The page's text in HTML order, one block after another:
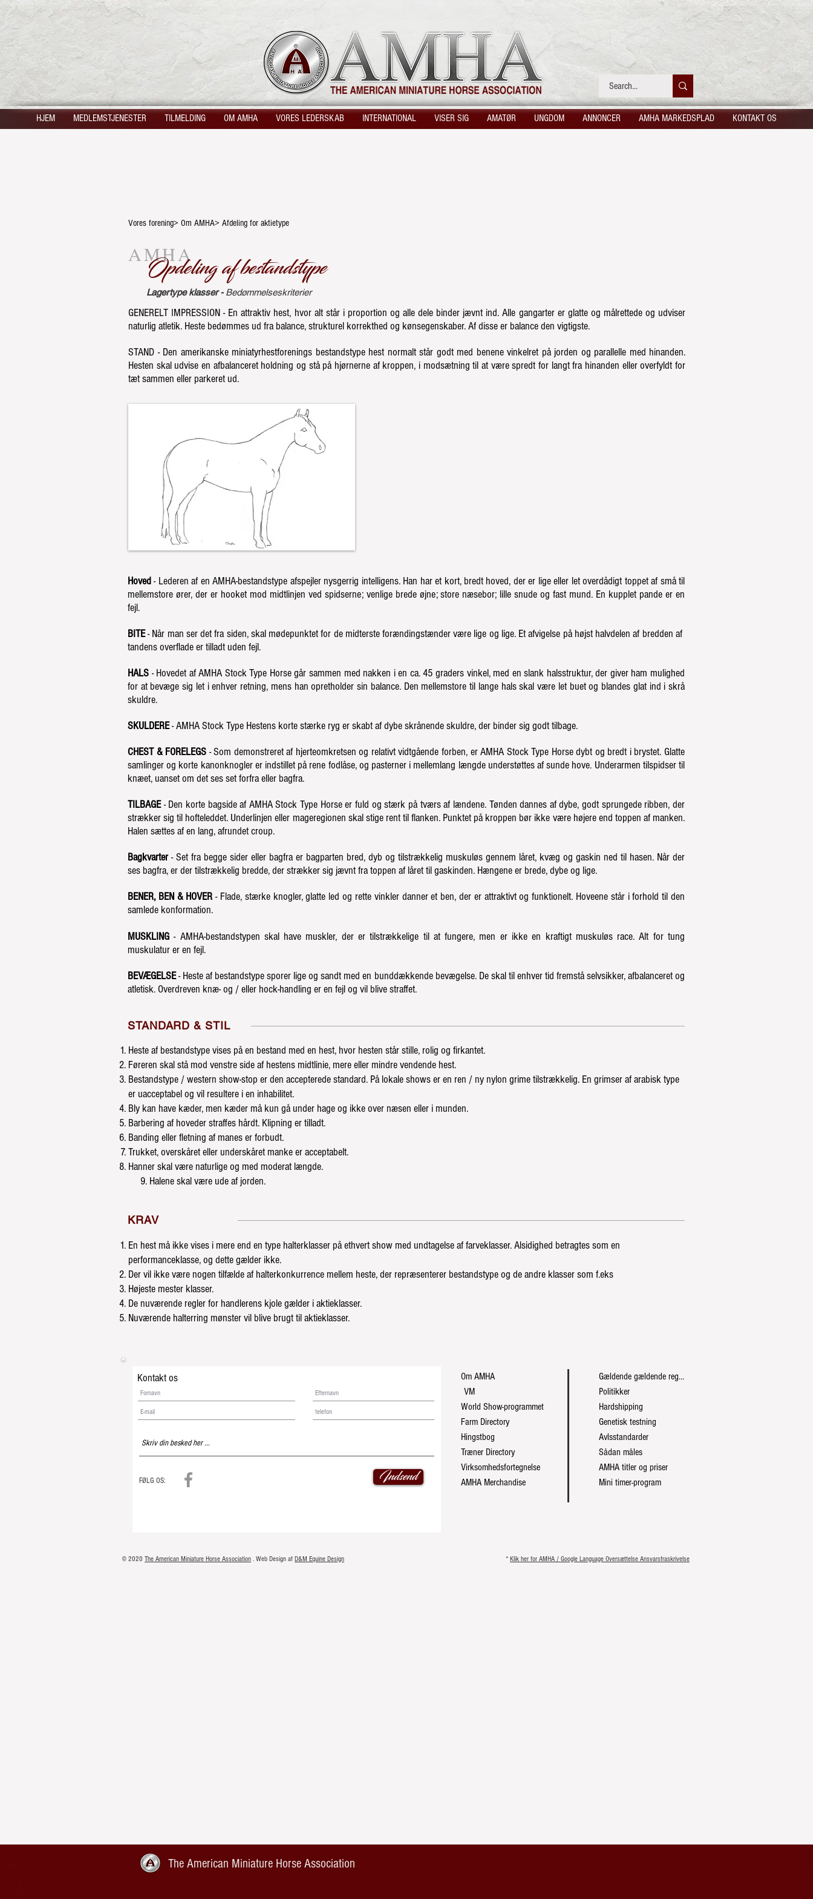
HJEM MEDLEMSTJENESTER TILMELDING OM AMHA VORES LEDERSKAB INTERNATIONAL VISER SIG AMATØR UNGDOM ANNONCER AMHA MARKEDSPLAD KONTAKT OS
AMHA
Opdeling af bestandstype
Lagertype klasser -Bedømmelseskriterier
GENERELT IMPRESSION - En attraktiv hest, hvor alt står i proportion og alle dele binder jævnt ind. Alle gangarter er glatte og målrettede og udviser
naturlig atletik. Heste bedømmes ud fra balance, strukturel korrekthed og kønsegenskaber. Af disse er balance den vigtigste.
STAND - Den amerikanske miniatyrhestforenings bestandstype hest normalt står godt med benene vinkelret på jorden og parallelle med hinanden.
Hesten skal udvise en afbalanceret holdning og stå på hjørnerne af kroppen, i modsætning til at være spredt for langt fra hinanden eller overfyldt for
tæt sammen eller parkeret ud.
Hoved- Lederen af ​​en AMHA-bestandstype afspejler nysgerrig intelligens. Han har et kort, bredt hoved, der er lige eller let overdådigt toppet af små til
mellemstore ører, der er hooket mod midtlinjen ved spidserne; venlige brede øjne; store næsebor; lille snude og fast mund. En kupplet pande er en
fejl.
BITE- Når man ser det fra siden, skal mødepunktet for de midterste forændingstænder være lige og lige. Et afvigelse på højst halvdelen af ​​bredden af ​​
tandens overflade er tilladt uden fejl.
HALS - Hovedet af AMHA Stock Type Horse går sammen med nakken i en ca. 45 graders vinkel, med en slank halsstruktur, der giver ham mulighed
for at bevæge sig let i enhver retning, mens han opretholder sin balance. Den mellemstore til lange hals skal være let buet og blandes glat ind i skrå
skuldre.
SKULDERE- AMHA Stock Type Hestens korte stærke ryg er skabt af dybe skrånende skuldre, der binder sig godt tilbage.
CHEST & FORELEGS - Som demonstreret af hjerteomkretsen og relativt vidtgående forben, er AMHA Stock Type Horse dybt og bredt i brystet. Glatte
samlinger og korte kanonknogler er indstillet på rene fodlåse, og pasterner i mellemlang længde understøttes af sunde hove. Underarmen tilspidser til
knæet, uanset om det ses set forfra eller bagfra.
TILBAGE- Den korte bagside af AMHA Stock Type Horse er fuld og stærk på tværs af lændene. Tønden dannes af dybe, godt sprungede ribben, der
strækker sig til hofteleddet. Underlinjen eller mageregionen skal stige rent til flanken. Punktet på kroppen bør ikke være højere end toppen af ​​manken.
Halen sættes af en lang, afrundet croup.
Bagkvarter- Set fra begge sider eller bagfra er bagparten bred, dyb og tilstrækkelig muskuløs gennem låret, kvæg og gaskin ned til hasen. Når der
ses bagfra, er der tilstrækkelig bredde, der strækker sig jævnt fra toppen af ​​låret til gaskinden. Hængene er brede, dybe og lige.
BENER, BEN & HOVER - Flade, stærke knogler, glatte led og rette vinkler danner et ben, der er attraktivt og funktionelt. Hoveene står i forhold til den
samlede konformation.
MUSKLING - AMHA-bestandstypen skal have muskler, der er tilstrækkelige til at fungere, men er ikke en kraftigt muskuløs race. Alt for tung
muskulatur er en fejl.
BEVÆGELSE- Heste af bestandstype sporer lige og sandt med en bunddækkende bevægelse. De skal til enhver tid fremstå selvsikker, afbalanceret og
atletisk. Overdreven knæ- og / eller hock-handling er en fejl og vil blive straffet.
STANDARD & STIL
Heste af bestandstype vises på en bestand med en hest, hvor hesten står stille, rolig og firkantet.
Føreren skal stå mod venstre side af hestens midtlinie, mere eller mindre vendende hest.
Bestandstype / western show-stop er den accepterede standard. På lokale shows er en ren / ny nylon grime tilstrækkelig. En grimser af arabisk type
er uacceptabel og vil resultere i en inhabilitet.
Bly kan have kæder, men kæder må kun gå under hage og ikke over næsen eller i munden.
Barbering af hoveder straffes hårdt. Klipning er tilladt.
Banding eller fletning af manes er forbudt.
Trukket, overskåret eller underskåret manke er acceptabelt.
Hanner skal være naturlige og med moderat længde.
9. Halene skal være ude af jorden.
KRAV
En hest må ikke vises i mere end en type halterklasser på ethvert show med undtagelse af farveklasser. Alsidighed betragtes som en
performanceklasse, og dette gælder ikke.
Der vil ikke være nogen tilfælde af halterkonkurrence mellem heste, der repræsenterer bestandstype og de andre klasser som f.eks
Højeste mester klasser.
De nuværende regler for handlerens kjole gælder i aktieklasser.
Nuværende halterring mønster vil blive brugt til aktieklasser.
Vores forening> Om AMHA> Afdeling for aktietype
Kontakt os
FØLG OS: Indsend
Om AMHA
VM
World Show-programmet
Farm Directory
Hingstbog
Træner Directory
Virksomhedsfortegnelse
AMHA Merchandise
Gældende gældende regler
Politikker
Hardshipping
Genetisk testning
Avlsstandarder
Sådan måles
AMHA titler og priser
Mini timer-program
© 2020 The American Miniature Horse Association . Web Design af D&M Equine Design * Klik her for AMHA / Google Language Oversættelse Ansvarsfraskrivelse
The American Miniature Horse Association